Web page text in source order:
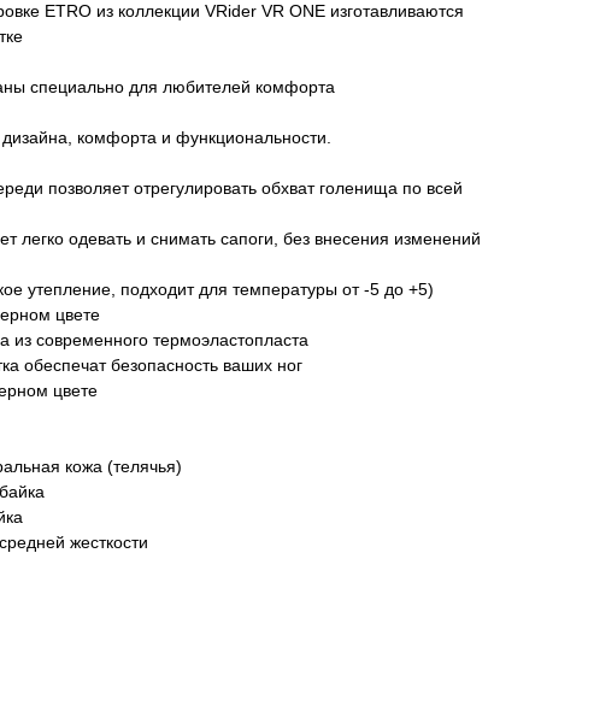
ETRO из коллекции VRider VR ONE изготавливаются
специально для любителей комфорта
комфорта и функциональности.
позволяет отрегулировать обхват голенища по всей
легко одевать и снимать сапоги, без внесения изменений
утепление, подходит для температуры от -5 до +5)
цвете
современного термоэластопласта
обеспечат безопасность ваших ног
цвете
кожа (телячья)
байка
средней жесткости